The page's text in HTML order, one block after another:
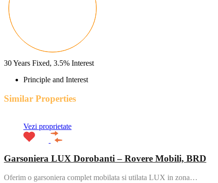
30Years Fixed, 3.5% Interest
Principle and Interest
Similar Properties
Vezi proprietate
Garsoniera LUX Dorobanti – Rovere Mobili, BRD
Oferim o garsoniera complet mobilata si utilata LUX in zona…